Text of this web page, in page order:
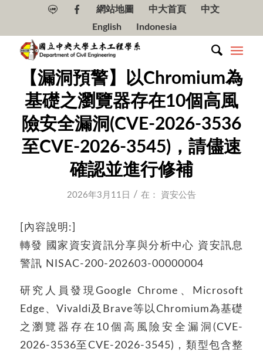
網站地圖 中大首頁
中文
English
Indonesia
【漏洞預警】以Chromium為
基礎之瀏覽器存在10個高風
險安全漏洞(CVE-2026-3536
至CVE-2026-3545)，請儘速
確認並進行修補
2026年3月11日 / 在： 資安公告
[內容說明:]
轉發 國家資安資訊分享與分析中心 資安訊息
警訊 NISAC-200-202603-00000004
研究人員發現Google Chrome、Microsoft
Edge、Vivaldi及Brave等以Chromium為基礎
之瀏覽器存在10個高風險安全漏洞(CVE-
2026-3536至CVE-2026-3545)，類型包含整